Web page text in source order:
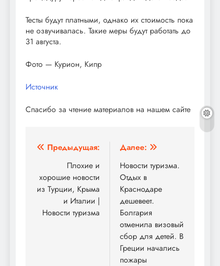
Тесты будут платными, однако их стоимость пока
не озвучивалась. Такие меры будут работать до
31 августа.
Фото — Курион, Кипр
Источник
Спасибо за чтение материалов на нашем сайте
Навигация
записям
Предыдущая:
Плохие и
хорошие новости
из Турции, Крыма
и Италии |
Новости туризма
Далее:
Новости туризма.
Отдых в
Краснодаре
дешевеет.
Болгария
отменила визовый
сбор для детей. В
Греции начались
пожары